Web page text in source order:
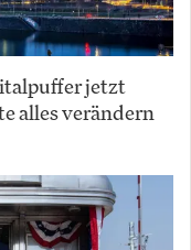
jetzt
alles verändern